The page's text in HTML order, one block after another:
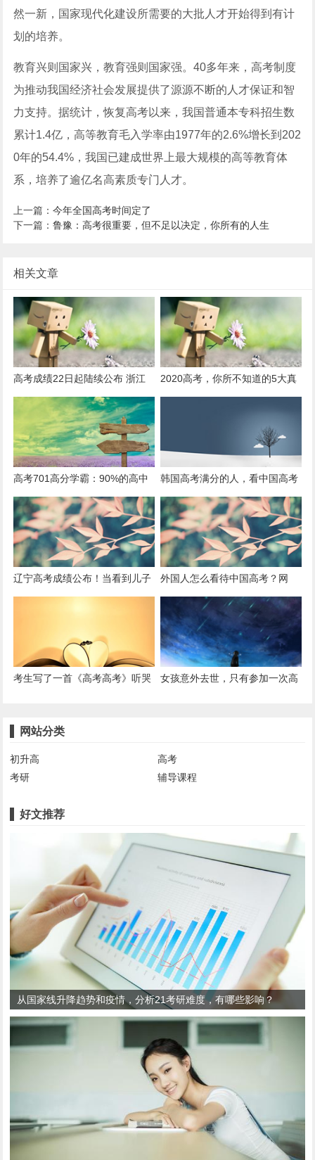
然一新，国家现代化建设所需要的大批人才开始得到有计
划的培养。
教育兴则国家兴，教育强则国家强。40多年来，高考制度
为推动我国经济社会发展提供了源源不断的人才保证和智
力支持。据统计，恢复高考以来，我国普通本专科招生数
累计1.4亿，高等教育毛入学率由1977年的2.6%增长到202
0年的54.4%，我国已建成世界上最大规模的高等教育体
系，培养了逾亿名高素质专门人才。
上一篇：今年全国高考时间定了
下一篇：鲁豫：高考很重要，但不足以决定，你所有的人生
相关文章
高考成绩22日起陆续公布 浙江
高考分数线率先出炉
2020高考，你所不知道的5大真
高考701高分学霸：90%的高中
生不懂，提高做题效率与做题量
无关
韩国高考满分的人，看中国高考
为什么吃惊了三次？
辽宁高考成绩公布！当看到儿子
外国人怎么看待中国高考？网
友：它让其他国家考试像是小儿
科
考生写了一首《高考高考》听哭
女孩意外去世，只有参加一次高
网站分类
初升高
高考
考研
辅导课程
好文推荐
从国家线升降趋势和疫情，分析21考研难度，有哪些影响？